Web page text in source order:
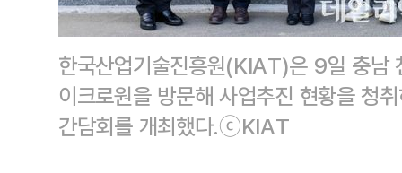
한국산업기술진흥원(KIAT)은 9일 충남
이크로원을 방문해 사업추진 현황을 청
간담회를 개최했다.ⓒKIAT